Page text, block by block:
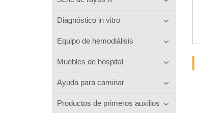
Diagnóstico in vitro
Equipo de hemodiálisis
Muebles de hospital
Ayuda para caminar
Productos de primeros auxilios